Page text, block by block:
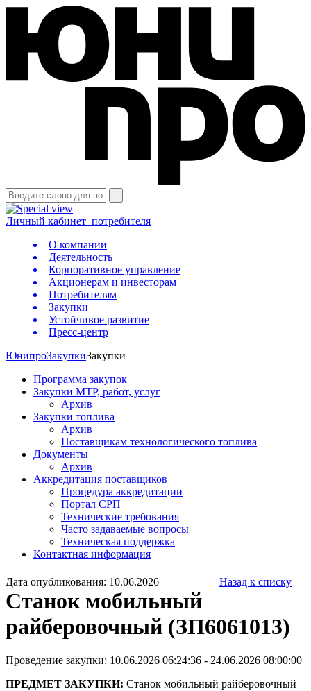
Личный кабинет потребителя
О компании
Деятельность
Корпоративное управление
Акционерам и инвесторам
Потребителям
Закупки
Устойчивое развитие
Пресс-центр
ЮнипроЗакупкиЗакупки
Программа закупок
Закупки МТР, работ, услуг
Архив
Закупки топлива
Архив
Поставщикам технологического топлива
Документы
Архив
Аккредитация поставщиков
Процедура аккредитации
Портал СРП
Технические требования
Часто задаваемые вопросы
Техническая поддержка
Контактная информация
Дата опубликования: 10.06.2026 Назад к списку
Станок мобильный
райберовочный (ЗП6061013)
Проведение закупки: 10.06.2026 06:24:36 - 24.06.2026 08:00:00
ПРЕДМЕТ ЗАКУПКИ: Станок мобильный райберовочный